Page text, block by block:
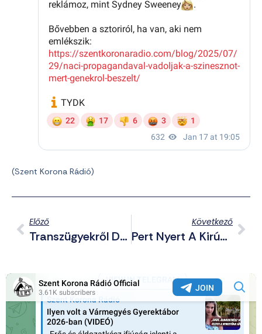
(Szent Korona Rádió)
Előző
Transzügyekről Dönt Az Amerikai Legfelsőbb Bíróság, Tagállami Szabályozás A Tét
Következő
Pert Nyert A Kirúgott LMBTQP-Lobbista Oktató A Pázmány Ellen